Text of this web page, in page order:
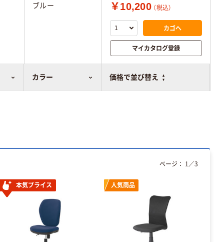
カラー 価格で並び替え
ブルー ￥10,200 （税込）
カゴへ
マイカタログ登録
本気プライス 人気商品
ページ： 1 ／3